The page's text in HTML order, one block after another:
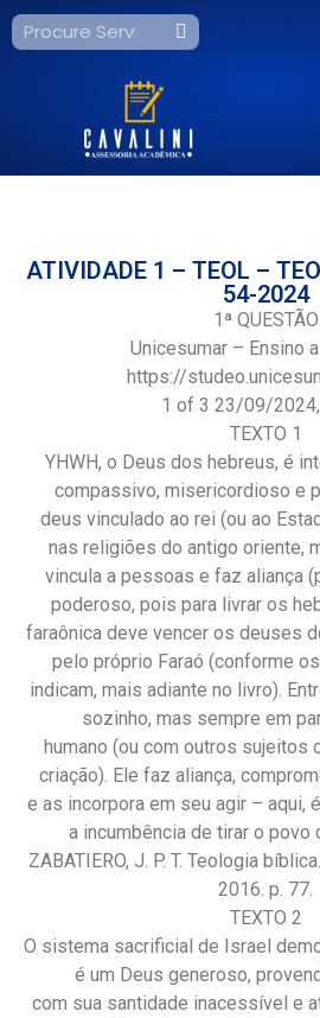
ATIVIDADE 1 – TEOL –
54-2024
1ª QUESTÃO
Unicesumar – Ensino
https://
1 of 3 23/09/
TEXTO 1
YHWH, o Deus dos hebreus, é
compassivo, misericordioso e
deus vinculado ao rei (ou ao
nas religiões do antigo oriente,
vincula a pessoas e faz aliança
poderoso, pois para livrar os
faraônica deve vencer os deuses
pelo próprio Faraó (conforme
indicam, mais adiante no livro).
sozinho, mas sempre em
humano (ou com outros sujeitos
criação). Ele faz aliança,
e as incorpora em seu agir – aqui,
a incumbência de tirar o povo
ZABATIERO, J. P. T. Teologia
2016. p. 77.
TEXTO 2
O sistema sacrificial de Israel
é um Deus generoso,
com sua santidade inacessível e